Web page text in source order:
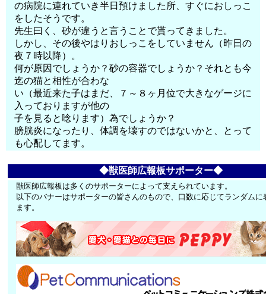
の病院に連れていき半日預けました所、すぐにおしっこ
をしたそうです。
先生曰く、砂が違うと言うことで貰ってきました。
しかし、その後やはりおしっこをしていません（昨日の
夜７時以降）。
何が原因でしょうか？砂の容器でしょうか？それとも今
迄の猫と相性が合わな
い（最近来た子はまだ、７～８ヶ月位で大きなゲージに
入っておりますが他の
子を見ると唸ります）為でしょうか？
膀胱炎になったり、体調を壊すのではないかと、とって
も心配してます。
◆獣医師広報板サポーター◆
獣医師広報板は多くのサポーターによって支えられています。
以下のバナーはサポーターの皆さんのもので、口数に応じてランダムに
ます。